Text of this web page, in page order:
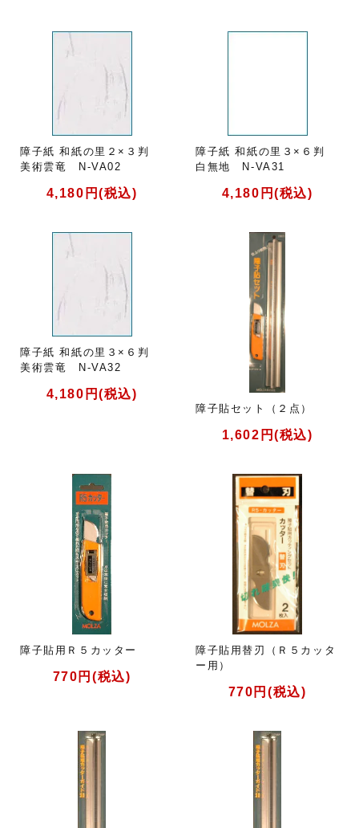
障子紙 和紙の里２×３判
美術雲竜 N-VA02
4,180円(税込)
障子紙 和紙の里３×６判
白無地 N-VA31
4,180円(税込)
障子紙 和紙の里３×６判
美術雲竜 N-VA32
4,180円(税込)
障子貼セット（２点）
1,602円(税込)
障子貼用Ｒ５カッター
770円(税込)
障子貼用替刃（Ｒ５カッタ
ー用）
770円(税込)